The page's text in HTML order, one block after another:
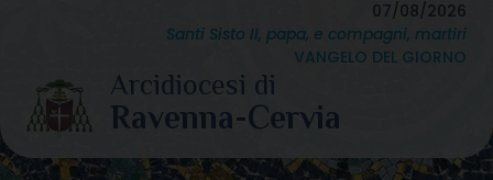
content
07/08/2026
Santi Sisto II, papa, e compagni, martiri
VANGELO DEL GIORNO